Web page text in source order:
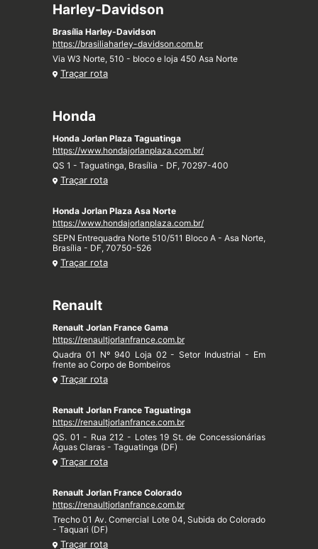
Harley-Davidson
Brasília Harley-Davidson
https://brasiliaharley-davidson.com.br
Via W3 Norte, 510 - bloco e loja 450 Asa Norte
Traçar rota
Honda
Honda Jorlan Plaza Taguatinga
https://www.hondajorlanplaza.com.br/
QS 1 - Taguatinga, Brasília - DF, 70297-400
Traçar rota
Honda Jorlan Plaza Asa Norte
https://www.hondajorlanplaza.com.br/
SEPN Entrequadra Norte 510/511 Bloco A - Asa Norte,
Brasília - DF, 70750-526
Traçar rota
Renault
Renault Jorlan France Gama
https://renaultjorlanfrance.com.br
Quadra 01 Nº 940 Loja 02 - Setor Industrial - Em
frente ao Corpo de Bombeiros
Traçar rota
Renault Jorlan France Taguatinga
https://renaultjorlanfrance.com.br
QS. 01 - Rua 212 - Lotes 19 St. de Concessionárias
Águas Claras - Taguatinga (DF)
Traçar rota
Renault Jorlan France Colorado
https://renaultjorlanfrance.com.br
Trecho 01 Av. Comercial Lote 04, Subida do Colorado
- Taquari (DF)
Traçar rota